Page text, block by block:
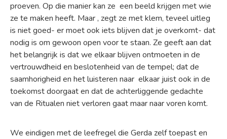
proeven. Op die manier kan ze een beeld krijgen met wie
ze te maken heeft. Maar , zegt ze met klem, teveel uitleg
is niet goed- er moet ook iets blijven dat je overkomt- dat
nodig is om gewoon open voor te staan. Ze geeft aan dat
het belangrijk is dat we elkaar blijven ontmoeten in de
vertrouwdheid en beslotenheid van de tempel; dat de
saamhorigheid en het luisteren naar elkaar juist ook in de
toekomst doorgaat en dat de achterliggende gedachte
van de Ritualen niet verloren gaat maar naar voren komt.
We eindigen met de leefregel die Gerda zelf toepast en